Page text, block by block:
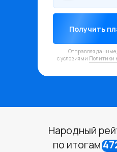
Получить
Отправляя
с условиями Политики
Народный
по итогам